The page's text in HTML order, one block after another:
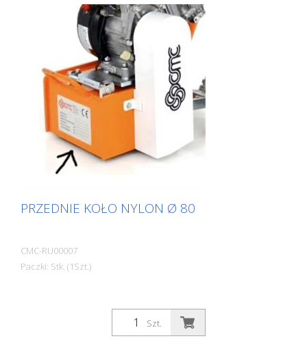
ponowne napinanie pasa zębatego
PRZEDNIE KOŁO NYLON Ø 80
CMC-RU00007
Paczki: Stk. (1Szt.)
Szt.